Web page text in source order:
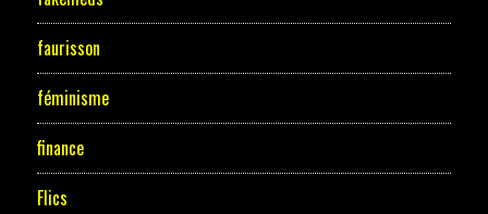
faurisson
féminisme
finance
Flics